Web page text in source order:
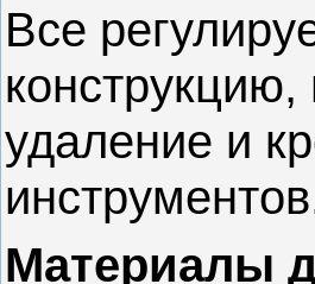
Все
удаление и
Материалы